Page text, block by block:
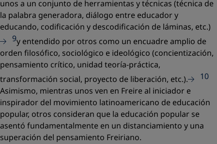
unos a un conjunto de herramientas y técnicas (técnica de
la palabra generadora, diálogo entre educador y
educando, codificación y descodificación de láminas, etc.)
9y entendido por otros como un encuadre amplio de
orden filosófico, sociológico e ideológico (concientización,
pensamiento crítico, unidad teoría-práctica,
transformación social, proyecto de liberación, etc.).
10
Asimismo, mientras unos ven en Freire al iniciador e
inspirador del movimiento latinoamericano de educación
popular, otros consideran que la educación popular se
asentó fundamentalmente en un distanciamiento y una
superación del pensamiento Freiriano.